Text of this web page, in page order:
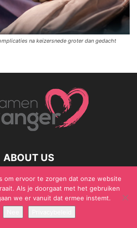
na keizersnede groter dan gedacht
ABOUT US
- Gericht Media 2017 - 2021
om ervoor te zorgen dat onze website
Als je doorgaat met het gebruiken
we er vanuit dat ermee instemt.